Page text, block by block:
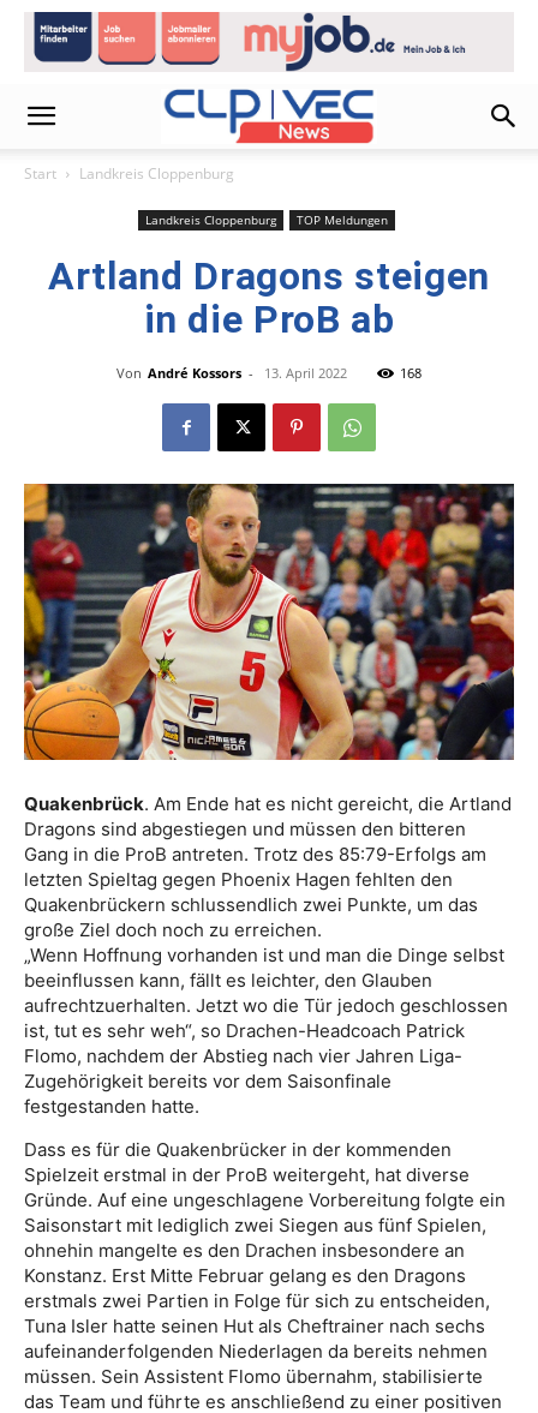
Start Landkreis Cloppenburg
Landkreis Cloppenburg TOP Meldungen
Artland Dragons steigen
in die ProB ab
Von André Kossors - 13. April 2022 168
Quakenbrück. Am Ende hat es nicht gereicht, die Artland
Dragons sind abgestiegen und müssen den bitteren
Gang in die ProB antreten. Trotz des 85:79-Erfolgs am
letzten Spieltag gegen Phoenix Hagen fehlten den
Quakenbrückern schlussendlich zwei Punkte, um das
große Ziel doch noch zu erreichen.
„Wenn Hoffnung vorhanden ist und man die Dinge selbst
beeinflussen kann, fällt es leichter, den Glauben
aufrechtzuerhalten. Jetzt wo die Tür jedoch geschlossen
ist, tut es sehr weh“, so Drachen-Headcoach Patrick
Flomo, nachdem der Abstieg nach vier Jahren Liga-
Zugehörigkeit bereits vor dem Saisonfinale
festgestanden hatte.
Dass es für die Quakenbrücker in der kommenden
Spielzeit erstmal in der ProB weitergeht, hat diverse
Gründe. Auf eine ungeschlagene Vorbereitung folgte ein
Saisonstart mit lediglich zwei Siegen aus fünf Spielen,
ohnehin mangelte es den Drachen insbesondere an
Konstanz. Erst Mitte Februar gelang es den Dragons
erstmals zwei Partien in Folge für sich zu entscheiden,
Tuna Isler hatte seinen Hut als Cheftrainer nach sechs
aufeinanderfolgenden Niederlagen da bereits nehmen
müssen. Sein Assistent Flomo übernahm, stabilisierte
das Team und führte es anschließend zu einer positiven